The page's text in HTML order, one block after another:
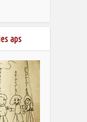
aps